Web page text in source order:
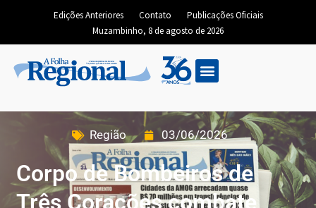
Edições Anteriores Contato
Publicações Oficiais
Muzambinho, 8 de agosto de 2026
Região 03/06/2026
Corpo de Bombeiros de
Três Corações combate